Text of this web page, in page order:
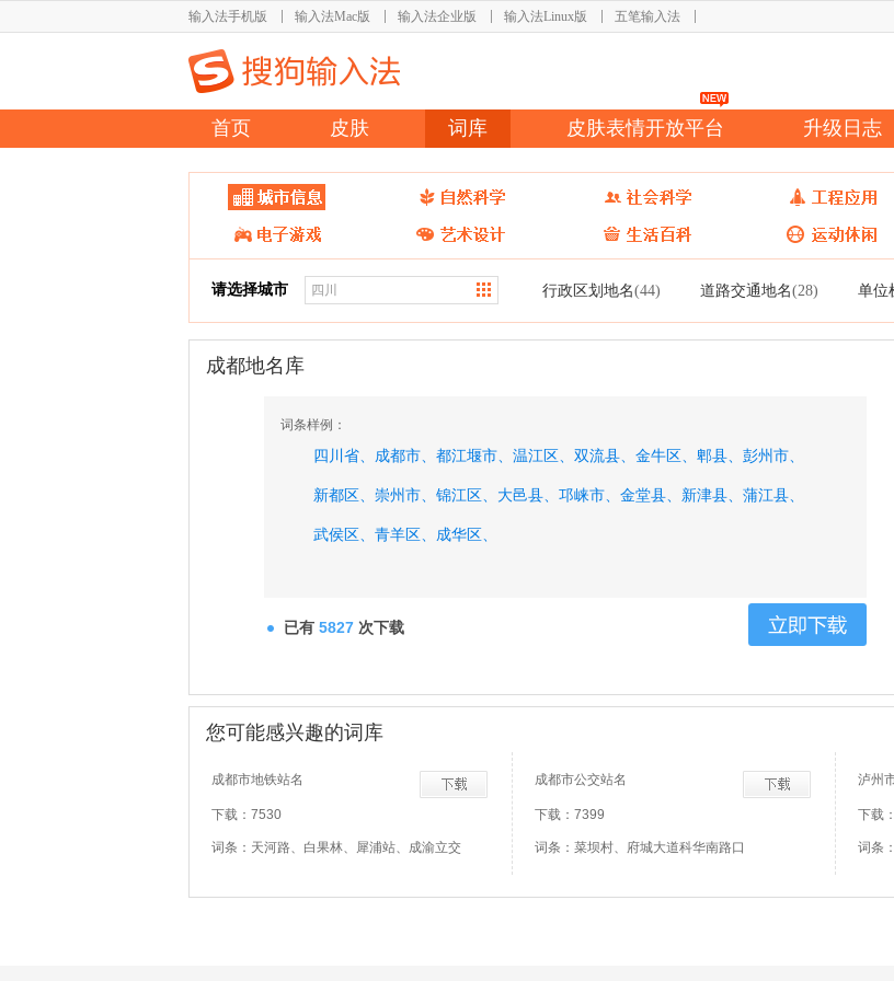
输入法手机版 输入法Mac版 输入法企业版 输入法Linux版 五笔输入法
首页 皮肤 词库 皮肤表情开放平台 升级日志
请选择城市 行政区划地名(44) 道路交通地名(28) 单位
成都地名库
词条样例：
四川省、 成都市、 都江堰市、 温江区、 双流县、 金牛区、 郫县、 彭州市、
新都区、 崇州市、 锦江区、 大邑县、 邛崃市、 金堂县、 新津县、 蒲江县、
武侯区、 青羊区、 成华区、
已有 5827 次下载
您可能感兴趣的词库
成都市地铁站名
下载：7530
词条：天河路、白果林、犀浦站、成渝立交
成都市公交站名
下载：7399
词条：菜坝村、府城大道科华南路口
泸州
下载
词条